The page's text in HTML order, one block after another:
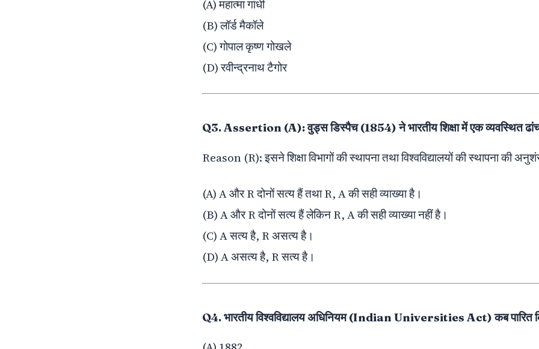
(A) महात्मा गांधी
(B) लॉर्ड मैकॉले
(C) गोपाल कृष्ण गोखले
(D) रवीन्द्रनाथ टैगोर
Q3. Assertion (A): वुड्स डिस्पैच (1854) ने भारतीय शिक्षा में एक व्यवस्थित
Reason (R): इसने शिक्षा विभागों की स्थापना तथा विश्वविद्यालयों की स्थापना की
(A) A और R दोनों सत्य हैं तथा R, A की सही व्याख्या है।
(B) A और R दोनों सत्य हैं लेकिन R, A की सही व्याख्या नहीं है।
(C) A सत्य है, R असत्य है।
(D) A असत्य है, R सत्य है।
Q4. भारतीय विश्वविद्यालय अधिनियम (Indian Universities Act) कब पारित